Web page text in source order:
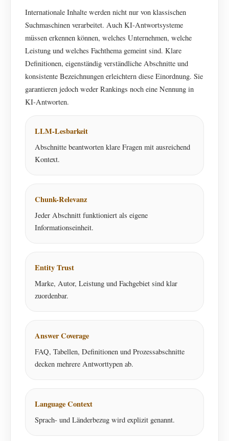
Internationale Inhalte werden nicht nur von klassischen
Suchmaschinen verarbeitet. Auch KI-Antwortsysteme
müssen erkennen können, welches Unternehmen, welche
Leistung und welches Fachthema gemeint sind. Klare
Definitionen, eigenständig verständliche Abschnitte und
konsistente Bezeichnungen erleichtern diese Einordnung. Sie
garantieren jedoch weder Rankings noch eine Nennung in
KI-Antworten.
LLM-Lesbarkeit
Abschnitte beantworten klare Fragen mit ausreichend
Kontext.
Chunk-Relevanz
Jeder Abschnitt funktioniert als eigene
Informationseinheit.
Entity Trust
Marke, Autor, Leistung und Fachgebiet sind klar
zuordenbar.
Answer Coverage
FAQ, Tabellen, Definitionen und Prozessabschnitte
decken mehrere Antworttypen ab.
Language Context
Sprach- und Länderbezug wird explizit genannt.